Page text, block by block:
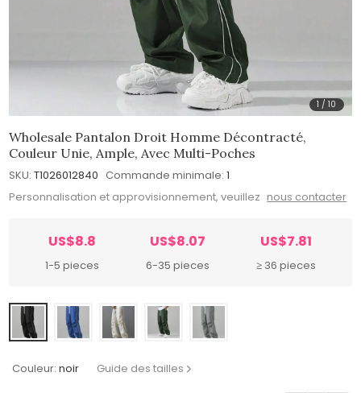
1 /10
Wholesale Pantalon Droit Homme Décontracté,
Couleur Unie, Ample, Avec Multi-Poches
SKU: T1026012840 Commande minimale: 1
Personnalisation et approvisionnement, veuillez nous contacter
US$8.8
1-5 pieces
US$8.07
6-35 pieces
US$7.81
≥ 36 pieces
Couleur: noir Guide des tailles